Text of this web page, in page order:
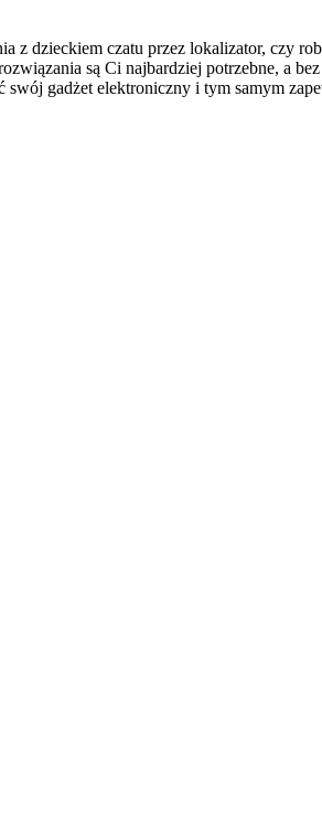
z dzieckiem czatu przez lokalizator, czy
są Ci najbardziej potrzebne, a
swój gadżet elektroniczny i tym samym